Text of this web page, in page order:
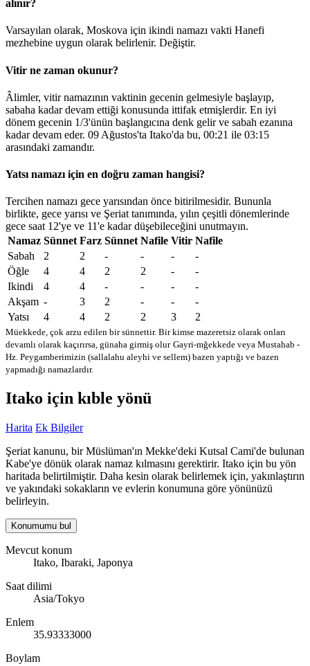
alınır?
Varsayılan olarak, Moskova için ikindi namazı vakti Hanefi
mezhebine uygun olarak belirlenir. Değiştir.
Vitir ne zaman okunur?
Âlimler, vitir namazının vaktinin gecenin gelmesiyle başlayıp,
sabaha kadar devam ettiği konusunda ittifak etmişlerdir. En iyi
dönem gecenin 1/3'ünün başlangıcına denk gelir ve sabah ezanına
kadar devam eder. 09 Ağustos'ta Itako'da bu, 00:21 ile 03:15
arasındaki zamandır.
Yatsı namazı için en doğru zaman hangisi?
Tercihen namazı gece yarısından önce bitirilmesidir. Bununla
birlikte, gece yarısı ve Şeriat tanımında, yılın çeşitli dönemlerinde
gece saat 12'ye ve 11'e kadar düşebileceğini unutmayın.
Namaz Sünnet Farz Sünnet Nafile Vitir Nafile
Sabah
2 2 - - -
-
Öğle
4 4 2 2 -
-
Ikindi
4 4 - - -
-
Akşam - 3 2 - -
-
Yatsı
4 4 2 2 3 2
Müekkede, çok arzu edilen bir sünnettir. Bir kimse mazeretsiz olarak onları
devamlı olarak kaçırırsa, günaha girmiş olur Gayri-mğekkede veya Mustahab -
Hz. Peygamberimizin (sallalahu aleyhi ve sellem) bazen yaptığı ve bazen
yapmadığı namazlardır.
Itako için kıble yönü
Harita Ek Bilgiler
Şeriat kanunu, bir Müslüman'ın Mekke'deki Kutsal Cami'de bulunan
Kabe'ye dönük olarak namaz kılmasını gerektirir. Itako için bu yön
haritada belirtilmiştir. Daha kesin olarak belirlemek için, yakınlaştırın
ve yakındaki sokakların ve evlerin konumuna göre yönünüzü
belirleyin.
Konumumu bul
Mevcut konum
Itako, Ibaraki, Japonya
Saat dilimi
Asia/Tokyo
Enlem
35.93333000
Boylam